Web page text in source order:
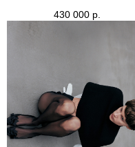
430 000 р.